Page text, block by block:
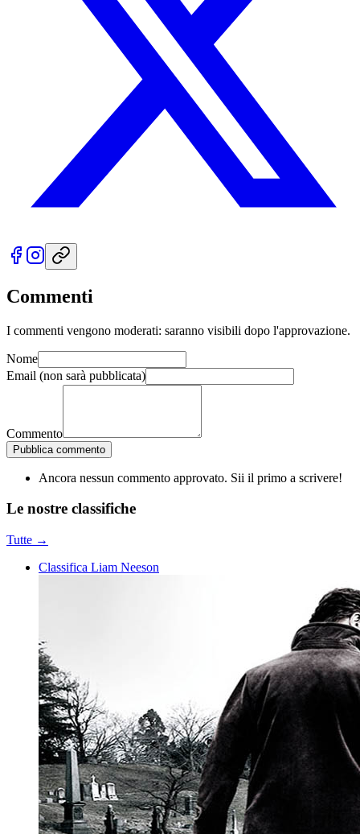
Commenti
I commenti vengono moderati: saranno visibili dopo l'approvazione.
Nome
Email (non sarà pubblicata)
Commento
Pubblica commento
Ancora nessun commento approvato. Sii il primo a scrivere!
Le nostre classifiche
Tutte →
Classifica Liam Neeson